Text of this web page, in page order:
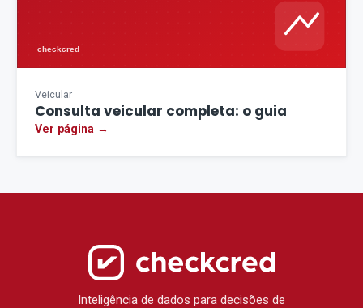
Veicular
Consulta veicular completa: o guia
Ver página →
Inteligência de dados para decisões de